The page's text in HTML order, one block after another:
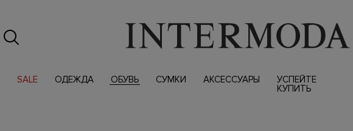
SALE ОДЕЖДА ОБУВЬ СУМКИ АКСЕССУАРЫ
УСПЕЙТЕ
КУПИТЬ